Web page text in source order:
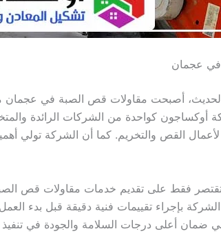
عجمان
أصبحت مقاولات قص الصبة في عجمان
أوكساجون كواحدة من الشركات الرائدة
القص والتخريم. كما أن الشركة تولي
فقط على تقديم خدمات مقاولات قص
الشركة بإجراء تقييمات فنية دقيقة قبل بدء
ضمان أعلى درجات السلامة والجودة في